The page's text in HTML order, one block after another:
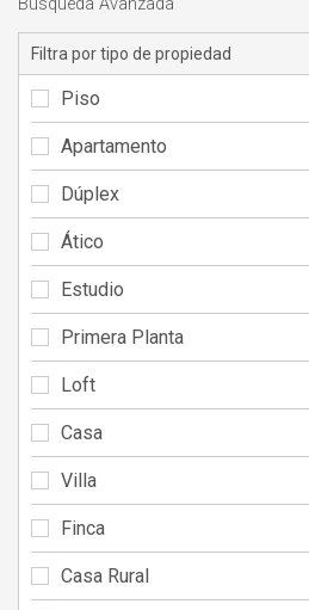
Búsqueda Avanzada
Filtra por tipo de propiedad
Piso
Apartamento
Dúplex
Ático
Estudio
Primera Planta
Loft
Casa
Villa
Finca
Casa Rural